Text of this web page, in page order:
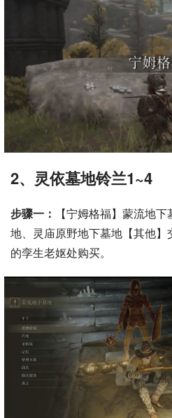
2、灵依墓地铃兰1~4
步骤一：
【宁姆格福】蒙流地
地、灵庙原野地下墓地【其他
的孪生老妪处购买。